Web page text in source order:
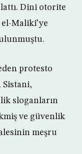
Dini otorite
el-Maliki’ye
protesto
Sistani,
sloganların
ve güvenlik
meşru